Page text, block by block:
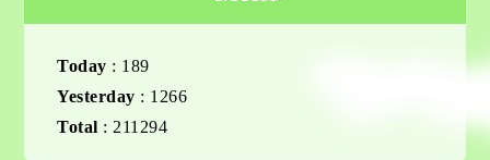
Today : 189
Yesterday : 1266
Total : 211294